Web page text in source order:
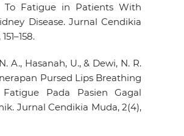
To Fatigue in Patients With
Disease. Jurnal Cendikia
A., Hasanah, U., & Dewi, N. R.
Pursed Lips Breathing
Fatigue Pada Pasien Gagal
Jurnal Cendikia Muda, 2(4),